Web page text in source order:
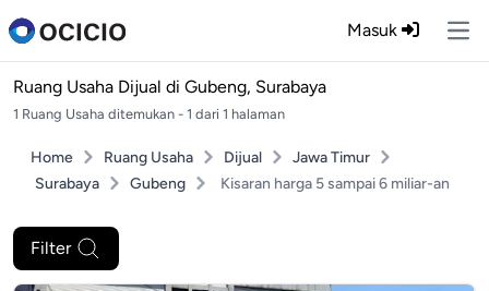
Masuk
Ruang Usaha Dijual di Gubeng, Surabaya
1 Ruang Usaha ditemukan - 1 dari 1 halaman
Home Ruang Usaha Dijual
Jawa Timur
Surabaya
Gubeng Kisaran harga 5 sampai 6 miliar-an
Filter